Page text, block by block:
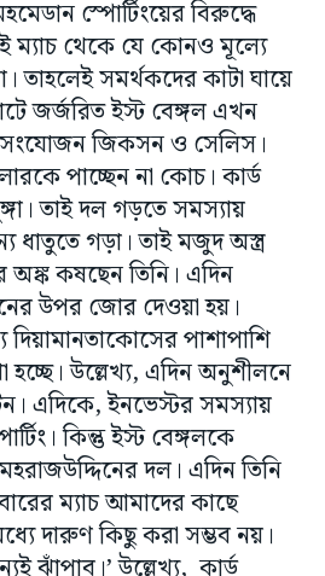
স্পোর্টিংয়ের বিরুদ্ধে
ম্যাচ থেকে যে কোনও মূল্যে
তাহলেই সমর্থকদের কাটা ঘায়ে
জর্জরিত ইস্ট বেঙ্গল এখন
সংযোজন জিকসন ও সেলিস।
পাচ্ছেন না কোচ। কার্ড
তাই দল গড়তে সমস্যায়
ধাতুতে গড়া। তাই মজুদ অস্ত্র
অঙ্ক কষছেন তিনি। এদিন
উপর জোর দেওয়া হয়।
পাশাপাশি
হচ্ছে। উল্লেখ্য, এদিন অনুশীলনে
এদিকে, ইনভেস্টর সমস্যায়
কিন্তু ইস্ট বেঙ্গলকে
দল। এদিন তিনি
ম্যাচ আমাদের কাছে
দারুণ কিছু করা সম্ভব নয়।